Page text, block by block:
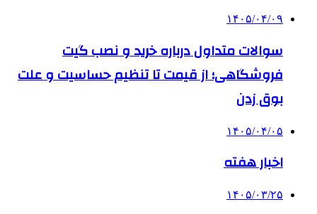
۱۴۰۵/۰۴/۰۹
سوالات متداول درباره خرید و نصب گیت
فروشگاهی؛ از قیمت تا تنظیم حساسیت و علت
بوق زدن
۱۴۰۵/۰۴/۰۵
اخبار هفته
۱۴۰۵/۰۳/۲۵